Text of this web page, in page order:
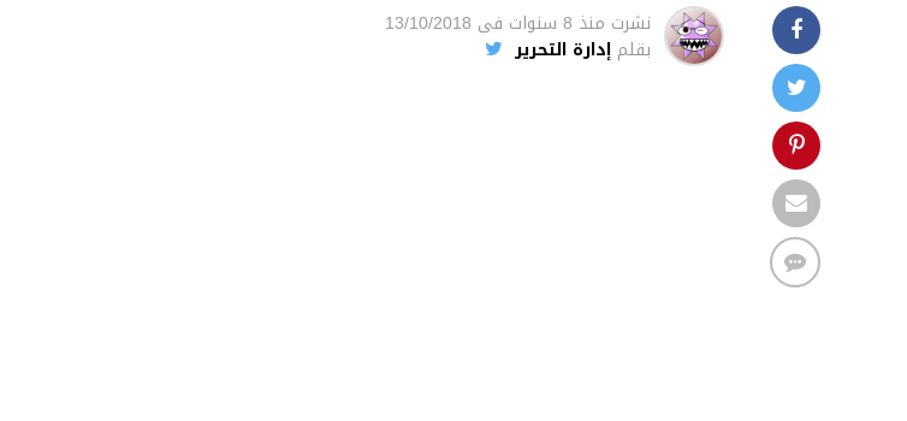
نشرت منذ 8 سنوات فى 13/10/2018
بقلم إدارة التحرير